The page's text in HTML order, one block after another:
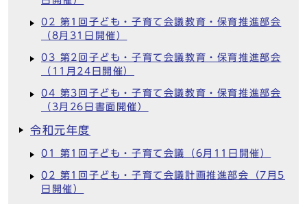
02 第1回子ども・子育て会議教育・保育推進部会
（8月31日開催）
03 第2回子ども・子育て会議教育・保育推進部会
（11月24日開催）
04 第3回子ども・子育て会議教育・保育推進部会
（3月26日書面開催）
令和元年度
01 第1回子ども・子育て会議（6月11日開催）
02 第1回子ども・子育て会議計画推進部会（7月5
日開催）